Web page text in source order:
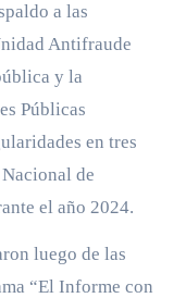
a las
Antifraude
y la
Públicas
en tres
de
el año 2024.
luego de las
“El Informe con